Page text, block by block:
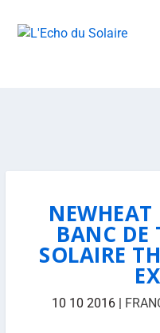
BANC DE
SOLAIRE
10 10 2016|